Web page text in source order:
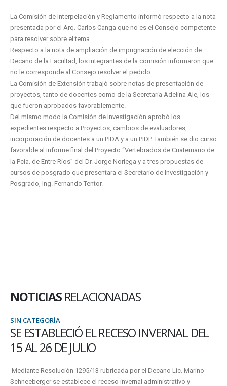
La Comisión de Interpelación y Reglamento informó respecto a la nota
presentada por el Arq. Carlos Canga que no es el Consejo competente
para resolver sobre el tema.
Respecto a la nota de ampliación de impugnación de elección de
Decano de la Facultad, los integrantes de la comisión informaron que
no le corresponde al Consejo resolver el pedido.
La Comisión de Extensión trabajó sobre notas de presentación de
proyectos, tanto de docentes como de la Secretaria Adelina Ale, los
que fueron aprobados favorablemente.
Del mismo modo la Comisión de Investigación aprobó los
expedientes respecto a Proyectos, cambios de evaluadores,
incorporación de docentes a un PIDA y a un PIDP. También se dio curso
favorable al informe final del Proyecto “Vertebrados de Cuaternario de
la Pcia. de Entre Ríos” del Dr. Jorge Noriega y a tres propuestas de
cursos de posgrado que presentara el Secretario de Investigación y
Posgrado, Ing. Fernando Tentor.
NOTICIAS RELACIONADAS
SIN CATEGORÍA
SE ESTABLECIÓ EL RECESO INVERNAL DEL
15 AL 26 DE JULIO
Mediante Resolución 1295/13 rubricada por el Decano Lic. Marino
Schneeberger se establece el receso invernal administrativo y